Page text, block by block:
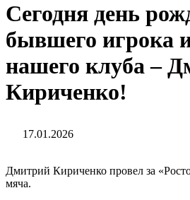
Сегодня день
бывшего игрока
нашего клуба –
Кириченко!
17.01.2026
Дмитрий Кириченко провел за
мяча.